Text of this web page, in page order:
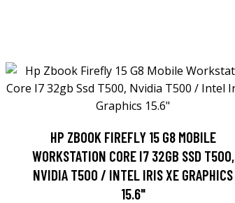
HP ZBOOK FIREFLY 15 G8 MOBILE
WORKSTATION CORE I7 32GB SSD T500,
NVIDIA T500 / INTEL IRIS XE GRAPHICS
15.6"